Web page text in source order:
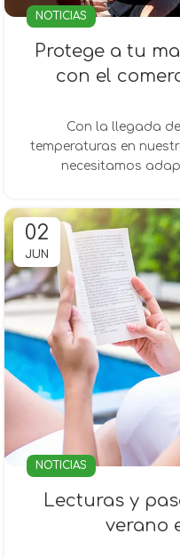
NOTICIAS
Protege a tu
con el
Con la llegada
temperaturas en
necesitamos
02
JUN
NOTICIAS
Lecturas y
verano